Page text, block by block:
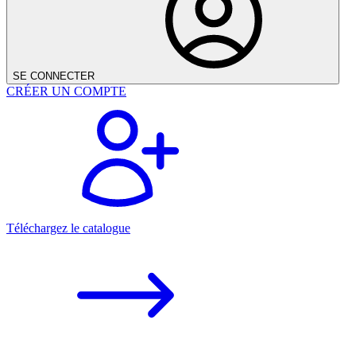
SE CONNECTER
CRÉER UN COMPTE
Téléchargez le catalogue